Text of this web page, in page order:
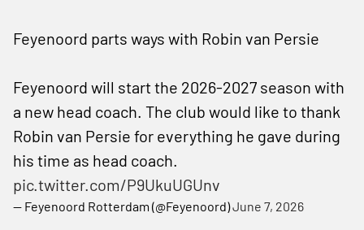
Feyenoord parts ways with Robin van Persie
Feyenoord will start the 2026-2027 season with
a new head coach. The club would like to thank
Robin van Persie for everything he gave during
his time as head coach.
pic.twitter.com/P9UkuUGUnv
— Feyenoord Rotterdam (@Feyenoord)June 7, 2026